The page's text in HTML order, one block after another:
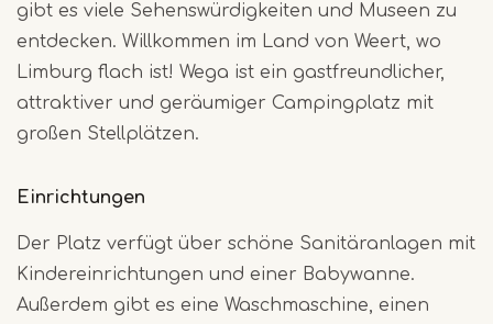
gibt es viele Sehenswürdigkeiten und Museen zu
entdecken. Willkommen im Land von Weert, wo
Limburg flach ist! Wega ist ein gastfreundlicher,
attraktiver und geräumiger Campingplatz mit
großen Stellplätzen.
Einrichtungen
Der Platz verfügt über schöne Sanitäranlagen mit
Kindereinrichtungen und einer Babywanne.
Außerdem gibt es eine Waschmaschine, einen